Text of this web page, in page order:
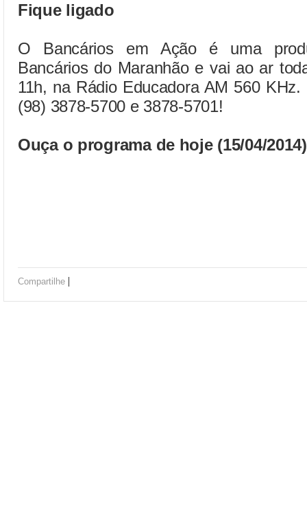
Fique ligado
O Bancários em Ação é uma
Bancários do Maranhão e vai ao ar
11h, na Rádio Educadora AM 560
(98) 3878-5700 e 3878-5701!
Ouça o programa de hoje (15/04/
Compartilhe |